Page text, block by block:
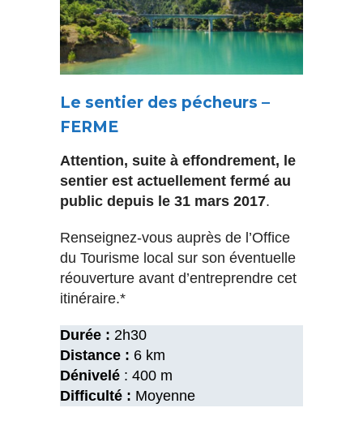
Le sentier des pécheurs –
FERME
Attention, suite à effondrement, le
sentier est actuellement fermé au
public depuis le 31 mars 2017.
Renseignez-vous auprès de l’Office
du Tourisme local sur son éventuelle
réouverture avant d’entreprendre cet
itinéraire.*
Durée : 2h30
Distance : 6 km
Dénivelé : 400 m
Difficulté : Moyenne